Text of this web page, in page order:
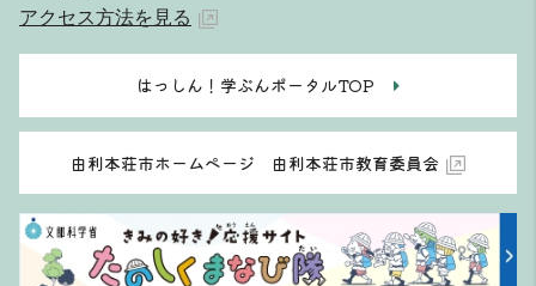
アクセス方法を見る
はっしん！学ぶんポータルTOP
由利本荘市ホームページ 由利本荘市教育委員会